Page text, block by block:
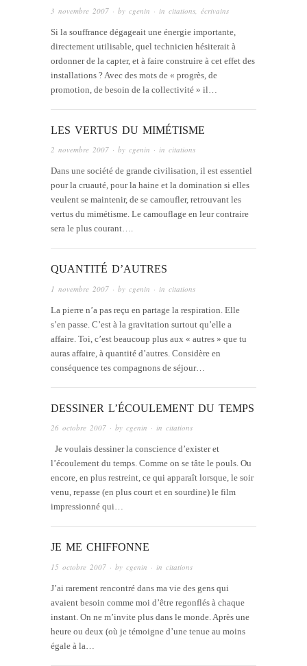
3 novembre 2007 · by cgenin · in citations écrivains
Si la souffrance dégageait une énergie importante,
directement utilisable, quel technicien hésiterait à
ordonner de la capter, et à faire construire à cet effet des
installations ? Avec des mots de « progrès, de
promotion, de besoin de la collectivité » il…
LES VERTUS DU MIMÉTISME
2 novembre 2007 · by cgenin · in citations
Dans une société de grande civilisation, il est essentiel
pour la cruauté, pour la haine et la domination si elles
veulent se maintenir, de se camoufler, retrouvant les
vertus du mimétisme. Le camouflage en leur contraire
sera le plus courant….
QUANTITÉ D’AUTRES
1 novembre 2007 · by cgenin · in citations
La pierre n’a pas reçu en partage la respiration. Elle
s’en passe. C’est à la gravitation surtout qu’elle a
affaire. Toi, c’est beaucoup plus aux « autres » que tu
auras affaire, à quantité d’autres. Considère en
conséquence tes compagnons de séjour…
DESSINER L’ÉCOULEMENT DU TEMPS
26 octobre 2007 · by cgenin · in citations
Je voulais dessiner la conscience d’exister et
l’écoulement du temps. Comme on se tâte le pouls. Ou
encore, en plus restreint, ce qui apparaît lorsque, le soir
venu, repasse (en plus court et en sourdine) le film
impressionné qui…
JE ME CHIFFONNE
15 octobre 2007 · by cgenin · in citations
J’ai rarement rencontré dans ma vie des gens qui
avaient besoin comme moi d’être regonflés à chaque
instant. On ne m’invite plus dans le monde. Après une
heure ou deux (où je témoigne d’une tenue au moins
égale à la…